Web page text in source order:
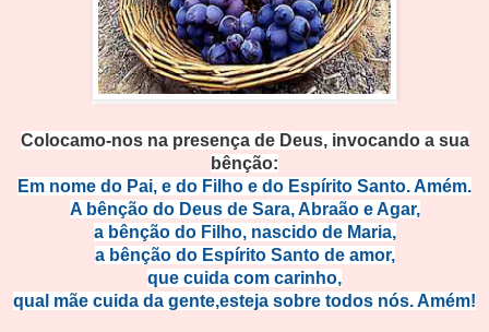
Colocamo-nos na presença de Deus, invocando a sua
bênção:
Em nome do Pai, e do Filho e do Espírito Santo. Amém.
A bênção do Deus de Sara, Abraão e Agar,
a bênção do Filho, nascido de Maria,
a bênção do Espírito Santo de amor,
que cuida com carinho,
qual mãe cuida da gente,esteja sobre todos nós. Amém!